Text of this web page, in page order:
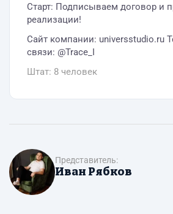
Старт: Подписываем договор и
реализации!
Сайт компании: universstudio.ru
связи: @Trace_I
Штат: 8 человек
Представитель:
Иван Рябков